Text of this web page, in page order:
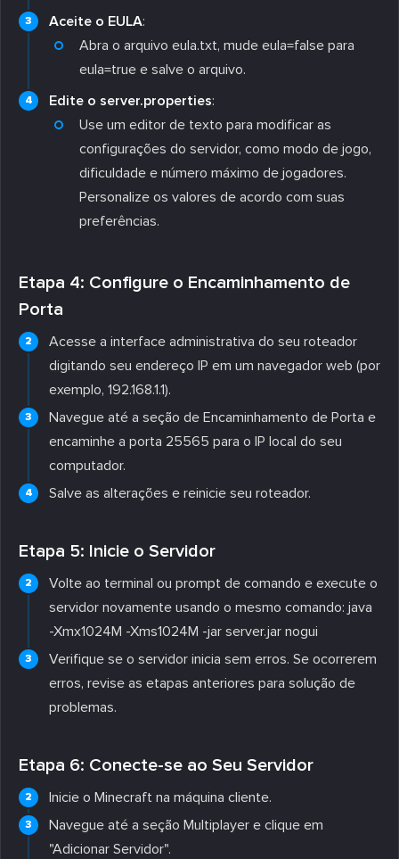
Aceite o EULA:
Abra o arquivo eula.txt, mude eula=false para
eula=true e salve o arquivo.
Edite o server.properties:
Use um editor de texto para modificar as
configurações do servidor, como modo de jogo,
dificuldade e número máximo de jogadores.
Personalize os valores de acordo com suas
preferências.
Etapa 4: Configure o Encaminhamento de
Porta
Acesse a interface administrativa do seu roteador
digitando seu endereço IP em um navegador web (por
exemplo, 192.168.1.1).
Navegue até a seção de Encaminhamento de Porta e
encaminhe a porta 25565 para o IP local do seu
computador.
Salve as alterações e reinicie seu roteador.
Etapa 5: Inicie o Servidor
Volte ao terminal ou prompt de comando e execute o
servidor novamente usando o mesmo comando: java
-Xmx1024M -Xms1024M -jar server.jar nogui
Verifique se o servidor inicia sem erros. Se ocorrerem
erros, revise as etapas anteriores para solução de
problemas.
Etapa 6: Conecte-se ao Seu Servidor
Inicie o Minecraft na máquina cliente.
Navegue até a seção Multiplayer e clique em
"Adicionar Servidor".